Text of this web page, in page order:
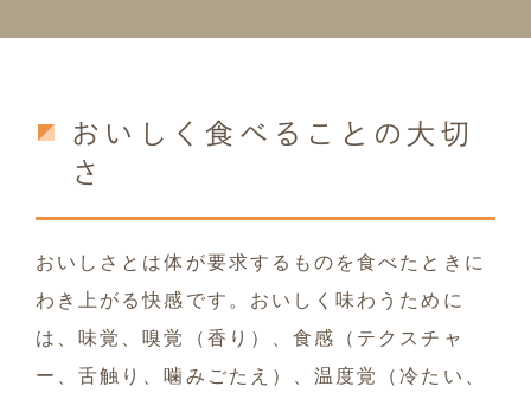
おいしく食べることの大切
さ
おいしさとは体が要求するものを食べたときに
わき上がる快感です。おいしく味わうために
は、味覚、嗅覚（香り）、食感（テクスチャ
ー、舌触り、噛みごたえ）、温度覚（冷たい、